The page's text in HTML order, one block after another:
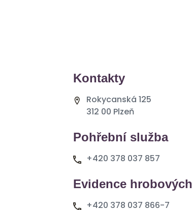
Kontakty
Rokycanská 125
312 00 Plzeň
Pohřební služba
+420 378 037 857
Evidence
+420 378 037 866-7